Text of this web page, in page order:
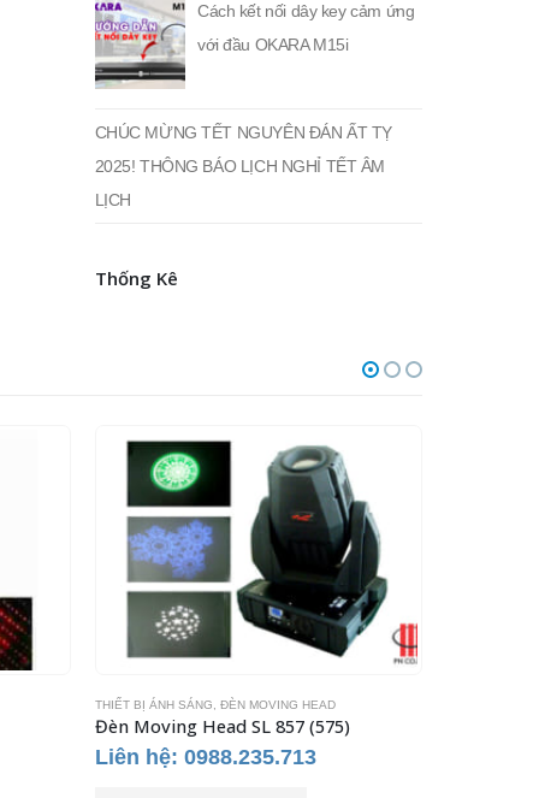
Cách kết nối dây key cảm ứng
với đầu OKARA M15i
CHÚC MỪNG TẾT NGUYÊN ĐÁN ẤT TỴ
2025! THÔNG BÁO LỊCH NGHỈ TẾT ÂM
LỊCH
Thống Kê
THIẾT BỊ ÁNH SÁNG ĐÈN MOVING HEAD
Đèn Moving Head SL 857 (575)
Liên hệ: 0988.235.713